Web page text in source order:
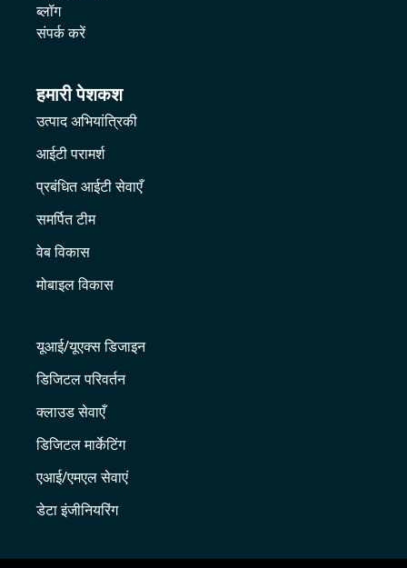
ब्लॉग
संपर्क करें
हमारी पेशकश
उत्पाद अभियांत्रिकी
आईटी परामर्श
प्रबंधित आईटी सेवाएँ
समर्पित टीम
वेब विकास
मोबाइल विकास
यूआई/यूएक्स डिजाइन
डिजिटल परिवर्तन
क्लाउड सेवाएँ
डिजिटल मार्केटिंग
एआई/एमएल सेवाएं
डेटा इंजीनियरिंग